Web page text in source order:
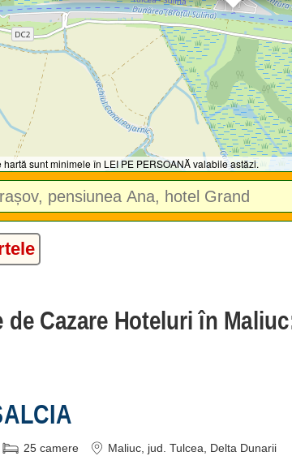
hartă sunt minimele în LEI PE PERSOANĂ valabile astăzi.
de Cazare Hoteluri în
25 camere Maliuc , jud. Tulcea, Delta Dunarii